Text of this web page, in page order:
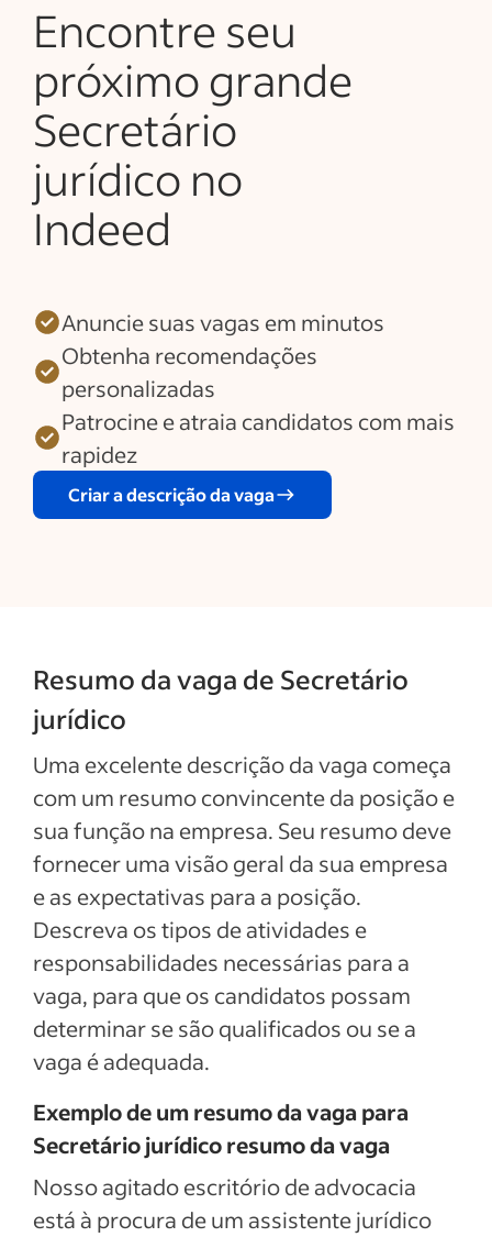
Encontre seu
próximo grande
Secretário
jurídico no
Indeed
Anuncie suas vagas em minutos
Obtenha recomendações
personalizadas
Patrocine e atraia candidatos com mais
rapidez
Criar a descrição da vaga
Resumo da vaga de Secretário
jurídico
Uma excelente descrição da vaga começa
com um resumo convincente da posição e
sua função na empresa. Seu resumo deve
fornecer uma visão geral da sua empresa
e as expectativas para a posição.
Descreva os tipos de atividades e
responsabilidades necessárias para a
vaga, para que os candidatos possam
determinar se são qualificados ou se a
vaga é adequada.
Exemplo de um resumo da vaga para
Secretário jurídico resumo da vaga
Nosso agitado escritório de advocacia
está à procura de um assistente jurídico